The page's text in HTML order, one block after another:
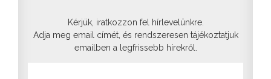
Kérjük, iratkozzon fel hírlevelünkre.
Adja meg email címét, és rendszeresen tájékoztatjuk
emailben a legfrissebb hírekről.